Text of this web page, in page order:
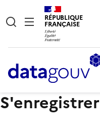
RÉPUBLIQUE
FRANÇAISE
S'enregistrer